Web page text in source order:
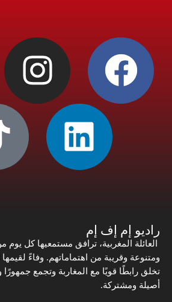
راديو إم إف إم
العائلة المغربية، ترافق مستمعيها كل يوم
ومتنوعة وقريبة من اهتماماتهم. وفاءً لقيمها
تخلق رابطًا قويًا مع المغاربة وتجمع
أصيلة ومشتركة.